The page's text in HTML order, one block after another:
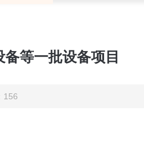
等一批设备项目
156